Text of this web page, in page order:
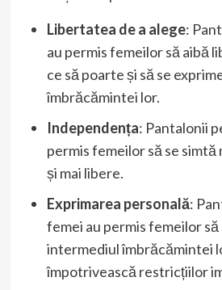
Libertatea de a alege:
au permis femeilor să aibă
ce să poarte și să se
îmbrăcămintei lor.
Independența: Pantalonii
permis femeilor să se
și mai libere.
Exprimarea personală:
femei au permis femeilor
intermediul îmbrăcămintei
împotrivească restricțiilor